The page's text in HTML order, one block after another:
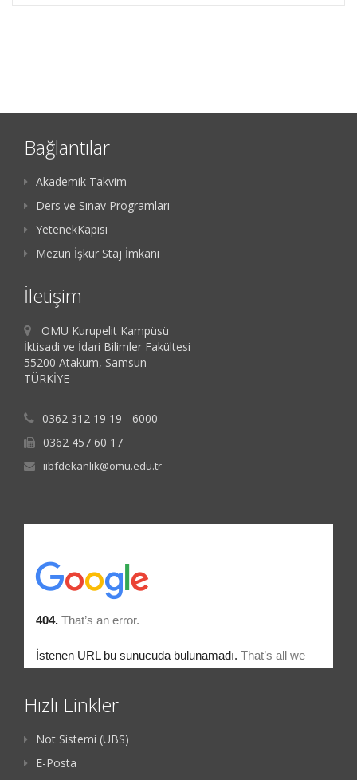
Bağlantılar
Akademik Takvim
Ders ve Sınav Programları
YetenekKapısı
Mezun İşkur Staj İmkanı
İletişim
OMÜ Kurupelit Kampüsü
İktisadi ve İdari Bilimler Fakültesi
55200 Atakum, Samsun
TÜRKİYE
0362 312 19 19 - 6000
0362 457 60 17
iibfdekanlik@omu.edu.tr
Hızlı Linkler
Not Sistemi (UBS)
E-Posta